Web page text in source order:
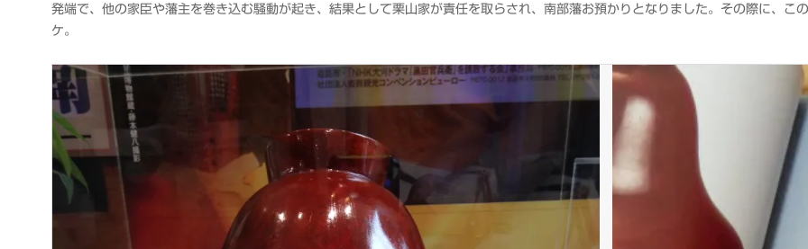
発端で、他の家臣や藩主を巻き込む騒動が起き、結果として栗山家が責任を取らされ、南部藩お預かりとなりました。その際に、こ
ケ。